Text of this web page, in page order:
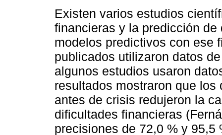
Existen varios estudios
financieras y la predicción
modelos predictivos con ese
publicados utilizaron datos
algunos estudios usaron
resultados mostraron que
antes de crisis redujeron la
dificultades financieras
precisiones de 72,0 % y 95,5